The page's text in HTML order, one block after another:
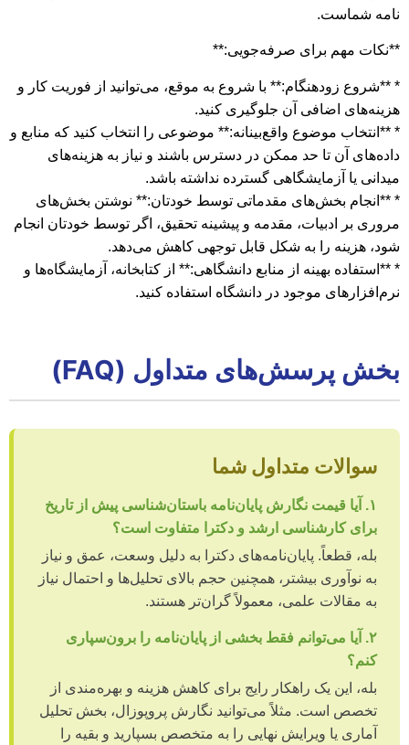
نامه شماست.
**نکات مهم برای صرفه‌جویی:**
* **شروع زودهنگام:** با شروع به موقع، می‌توانید از فوریت کار و
هزینه‌های اضافی آن جلوگیری کنید.
* **انتخاب موضوع واقع‌بینانه:** موضوعی را انتخاب کنید که منابع و
داده‌های آن تا حد ممکن در دسترس باشند و نیاز به هزینه‌های
میدانی یا آزمایشگاهی گسترده نداشته باشد.
* **انجام بخش‌های مقدماتی توسط خودتان:** نوشتن بخش‌های
مروری بر ادبیات، مقدمه و پیشینه تحقیق، اگر توسط خودتان انجام
شود، هزینه را به شکل قابل توجهی کاهش می‌دهد.
* **استفاده بهینه از منابع دانشگاهی:** از کتابخانه، آزمایشگاه‌ها و
نرم‌افزارهای موجود در دانشگاه استفاده کنید.
بخش پرسش‌های متداول (FAQ)
سوالات متداول شما
۱. آیا قیمت نگارش پایان‌نامه باستان‌شناسی پیش از تاریخ
برای کارشناسی ارشد و دکترا متفاوت است؟
بله، قطعاً. پایان‌نامه‌های دکترا به دلیل وسعت، عمق و نیاز
به نوآوری بیشتر، همچنین حجم بالای تحلیل‌ها و احتمال نیاز
به مقالات علمی، معمولاً گران‌تر هستند.
۲. آیا می‌توانم فقط بخشی از پایان‌نامه را برون‌سپاری
کنم؟
بله، این یک راهکار رایج برای کاهش هزینه و بهره‌مندی از
تخصص است. مثلاً می‌توانید نگارش پروپوزال، بخش تحلیل
آماری یا ویرایش نهایی را به متخصص بسپارید و بقیه را